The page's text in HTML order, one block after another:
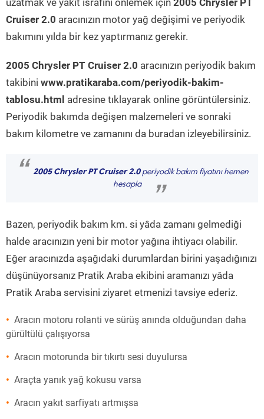
uzatmak ve yakıt israfını önlemek için 2005 Chrysler PT
Cruiser 2.0 aracınızın motor yağ değişimi ve periyodik
bakımını yılda bir kez yaptırmanız gerekir.
2005 Chrysler PT Cruiser 2.0 aracınızın periyodik bakım
takibini www.pratikaraba.com/periyodik-bakim-
tablosu.html adresine tıklayarak online görüntülersiniz.
Periyodik bakımda değişen malzemeleri ve sonraki
bakım kilometre ve zamanını da buradan izleyebilirsiniz.
“ 2005 Chrysler PT Cruiser 2.0periyodik bakım fiyatını hemen
hesapla
”
Bazen, periyodik bakım km. si yâda zamanı gelmediği
halde aracınızın yeni bir motor yağına ihtiyacı olabilir.
Eğer aracınızda aşağıdaki durumlardan birini yaşadığınızı
düşünüyorsanız Pratik Araba ekibini aramanızı yâda
Pratik Araba servisini ziyaret etmenizi tavsiye ederiz.
Aracın motoru rolanti ve sürüş anında olduğundan daha
gürültülü çalışıyorsa
Aracın motorunda bir tıkırtı sesi duyulursa
Araçta yanık yağ kokusu varsa
Aracın yakıt sarfiyatı artmışsa